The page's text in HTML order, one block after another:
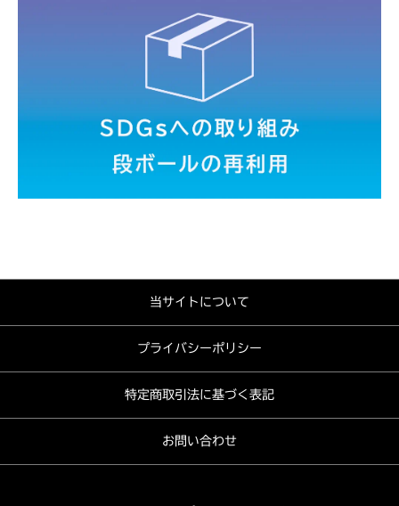
当サイトについて
プライバシーポリシー
特定商取引法に基づく表記
お問い合わせ